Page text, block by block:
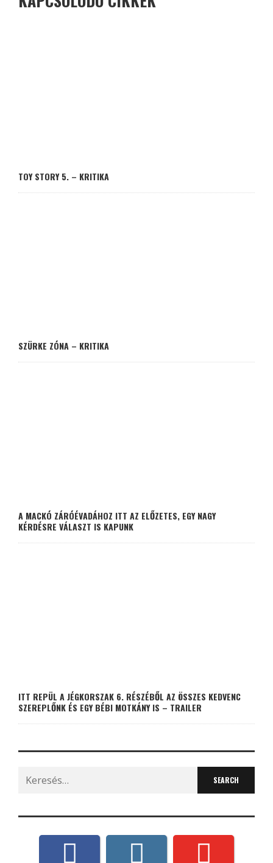
TOY STORY 5. – KRITIKA
SZÜRKE ZÓNA – KRITIKA
A MACKÓ ZÁRÓÉVADÁHOZ ITT AZ ELŐZETES, EGY NAGY
KÉRDÉSRE VÁLASZT IS KAPUNK
ITT REPÜL A JÉGKORSZAK 6. RÉSZÉBŐL AZ ÖSSZES KEDVENC
SZEREPLŐNK ÉS EGY BÉBI MOTKÁNY IS – TRAILER
Search
for: